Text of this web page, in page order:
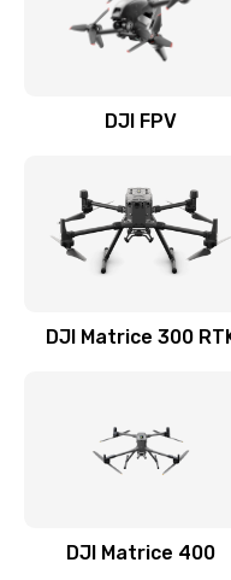
DJI FPV
DJI Matrice 300
DJI Matrice 400